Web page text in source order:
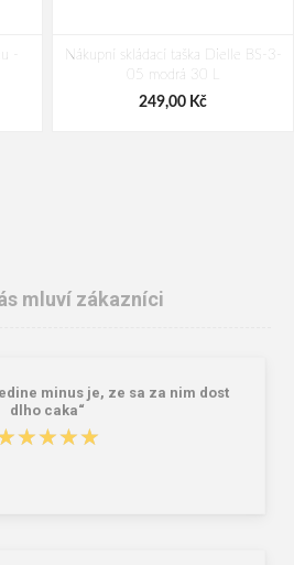
-
Nákupní skládací taška Dielle BS-3-
05 modrá 30 L
249,00 Kč
Bagmaster SÁČEK PRIM 22 A školní
mluví zákazníci
minus je, ze sa za nim dost
dlho caka“